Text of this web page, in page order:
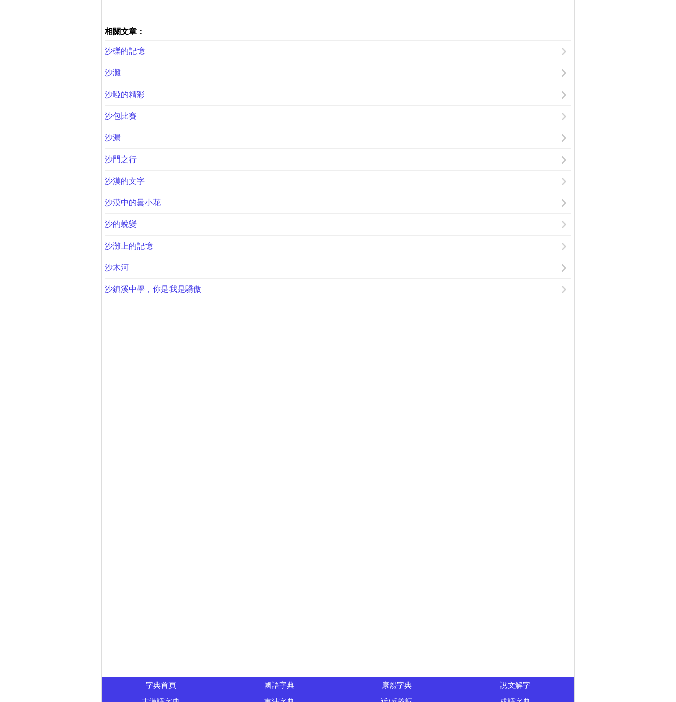
相關文章：
沙礫的記憶
沙灘
沙啞的精彩
沙包比賽
沙漏
沙門之行
沙漠的文字
沙漠中的曇小花
沙的蛻變
沙灘上的記憶
沙木河
沙鎮溪中學，你是我是驕傲
字典首頁 國語字典 康熙字典
說文解字